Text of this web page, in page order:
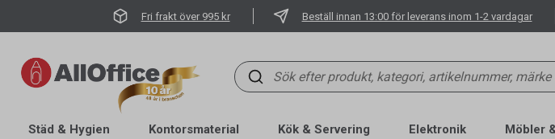
Fri frakt över 995 kr Beställ innan 13:00 för leverans inom 1-2 vardagar
Städ & Hygien Kontorsmaterial Kök & Servering Elektronik Möbler